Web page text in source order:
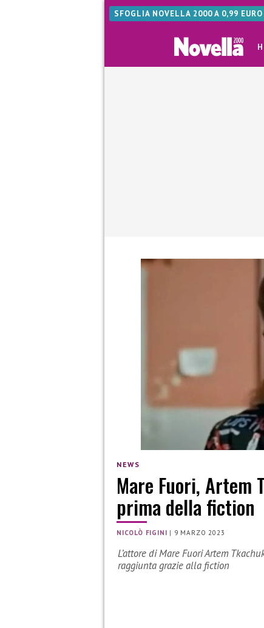
SFOGLIA NOVELLA 2000 A 0,99
NEWS
Mare Fuori, Artem
prima della fiction
NICOLÒ FIGINI | 9 MARZO 2023
L’attore di Mare Fuori Artem
raggiunta grazie alla fiction